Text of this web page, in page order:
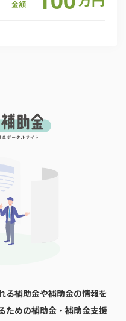
金額
る補助金や補助金の情報を
ための補助金・補助金支援